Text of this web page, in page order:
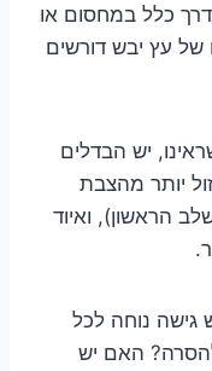
כלל במחסום או
של עץ יבש דורשים
יש הבדלים
יותר מהצבת
הראשון), ואיוד
גישה נוחה לכל
האם יש